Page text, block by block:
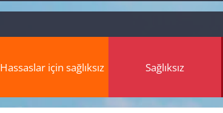
Hassaslar için sağlıksız Sağlıksız